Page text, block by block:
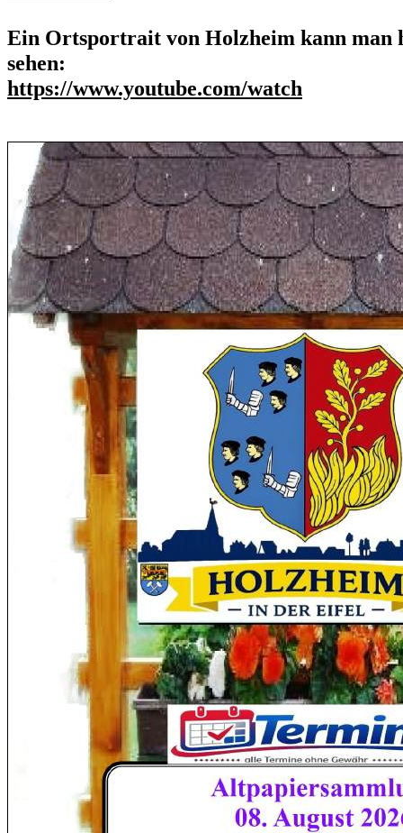
Ein Ortsportrait von Holzheim kann man
sehen:
https://www.youtube.com/watch